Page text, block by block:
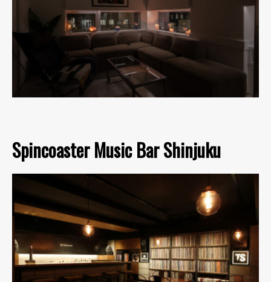
Spincoaster Music Bar Shinjuku